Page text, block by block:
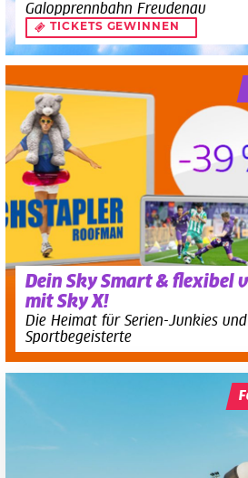
Galopprennbahn Freudenau
TICKETS GEWINNEN
Dein Sky Smart & flexibel
mit Sky X!
Die Heimat für Serien-Junkies und
Sportbegeisterte